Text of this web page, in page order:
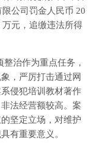
公司罚金人民币 20
元，追缴违法所得
治作为重点任务，
，严厉打击通过网
侵犯培训教材著作
法经营额较高。案
坚定立场，对维护
有重要意义。